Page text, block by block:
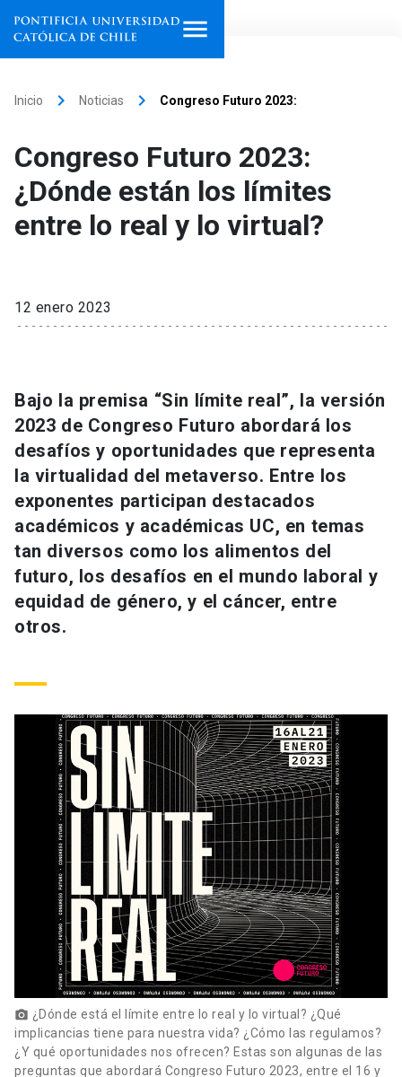
Facultades, escuelas e
institutos
Investigación
Extensión
Universidad
Información para keyboard_arrow_down
Futuros estudiantes
Estudiantes
Académicos
Personal
Alumni
Padres y familia
Vecinos launch
Go to english site launch
ACCESOS DIRECTOS
Admisión launch
Mi Cuenta UC
Medios Biblioteca
Donaciones
Inicio keyboard_arrow_right Noticias keyboard_arrow_right Congreso Futuro 2023:
Congreso Futuro 2023:
¿Dónde están los límites
entre lo real y lo virtual?
12 enero 2023
Bajo la premisa “Sin límite real”, la versión
2023 de Congreso Futuro abordará los
desafíos y oportunidades que representa
la virtualidad del metaverso. Entre los
exponentes participan destacados
académicos y académicas UC, en temas
tan diversos como los alimentos del
futuro, los desafíos en el mundo laboral y
equidad de género, y el cáncer, entre
otros.
photo_camera ¿Dónde está el límite entre lo real y lo virtual? ¿Qué
implicancias tiene para nuestra vida? ¿Cómo las regulamos?
¿Y qué oportunidades nos ofrecen? Estas son algunas de las
preguntas que abordará Congreso Futuro 2023, entre el 16 y